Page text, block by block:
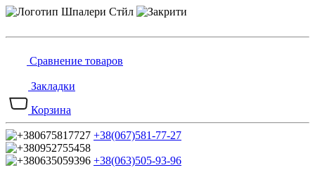
Сравнение товаров
Закладки
Корзина
+38(067)581-77-27
+38(063)505-93-96